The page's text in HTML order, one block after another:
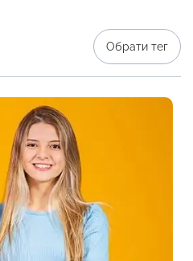
Обрати тег